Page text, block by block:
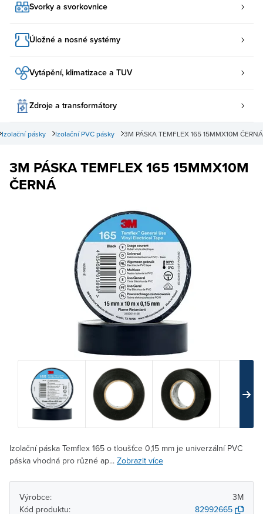
Svorky a svorkovnice
Úložné a nosné systémy
Vytápění, klimatizace a TUV
Zdroje a transformátory
3M PÁSKA TEMFLEX 165 15MMX10M ČERNÁ
Izolační PVC pásky
Izolační pásky
3M PÁSKA TEMFLEX 165 15MMX10M
ČERNÁ
Izolační páska Temflex 165 o tloušťce 0,15 mm je univerzální PVC
páska vhodná pro různé ap... Zobrazit více
Výrobce:
3M
Kód produktu:
82992665